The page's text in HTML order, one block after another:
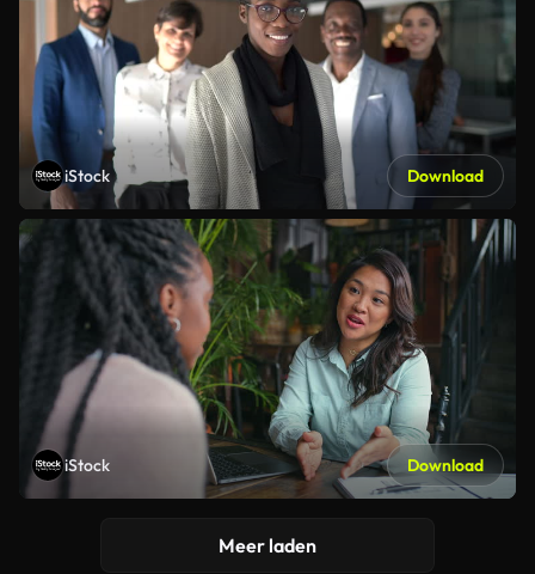
iStock Download
iStock Download
Meer laden